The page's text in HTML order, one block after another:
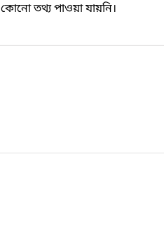
কোনো তথ্য পাওয়া যায়নি।